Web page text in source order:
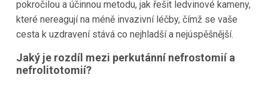
pokročilou a účinnou metodu, jak řešit ledvinové kameny,
které nereagují na méně invazivní léčby, čímž se vaše
cesta k uzdravení stává co nejhladší a nejúspěšnější.
Jaký je rozdíl mezi perkutánní nefrostomií a
nefrolitotomií?